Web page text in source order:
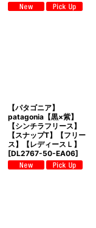
【パタゴニア】
patagonia【黒×紫】
【シンチラフリース】
【スナップT】【フリー
ス】【レディースＬ】
[DL2767-50-EA06]